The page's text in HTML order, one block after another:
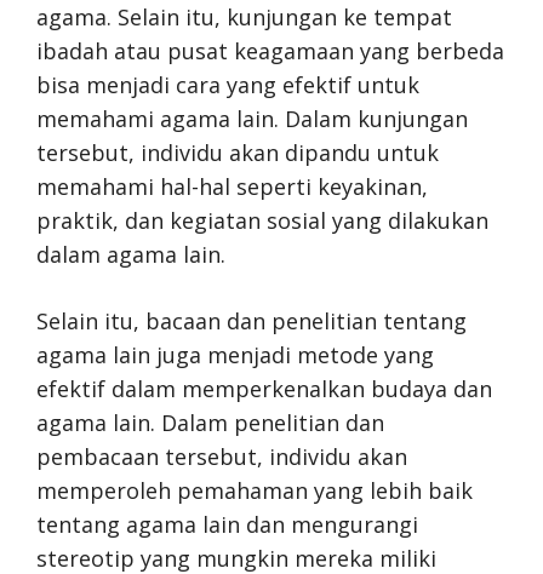
agama. Selain itu, kunjungan ke tempat
ibadah atau pusat keagamaan yang berbeda
bisa menjadi cara yang efektif untuk
memahami agama lain. Dalam kunjungan
tersebut, individu akan dipandu untuk
memahami hal-hal seperti keyakinan,
praktik, dan kegiatan sosial yang dilakukan
dalam agama lain.
Selain itu, bacaan dan penelitian tentang
agama lain juga menjadi metode yang
efektif dalam memperkenalkan budaya dan
agama lain. Dalam penelitian dan
pembacaan tersebut, individu akan
memperoleh pemahaman yang lebih baik
tentang agama lain dan mengurangi
stereotip yang mungkin mereka miliki